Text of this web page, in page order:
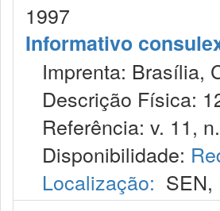
1997
Informativo
Imprenta: Brasília,
Descrição Física:
Referência: v. 11,
Disponibilidade:
Localização: SEN,